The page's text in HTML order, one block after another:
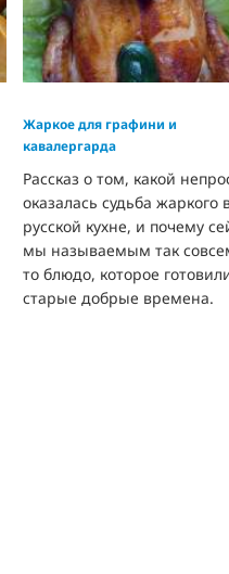
Жаркое для графини и
кавалергарда
Рассказ о том, какой
оказалась судьба жаркого
русской кухне, и почему
мы называемым так
то блюдо, которое
старые добрые времена.